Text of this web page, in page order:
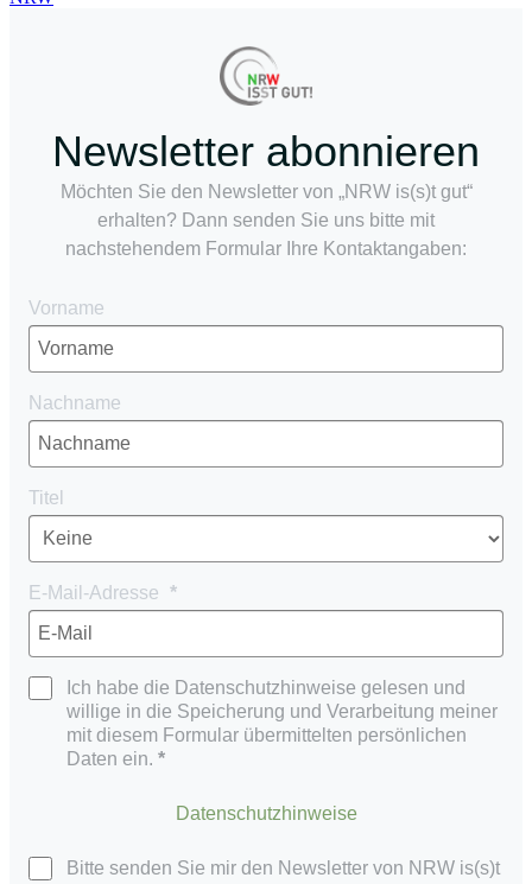
Newsletter abonnieren
Möchten Sie den Newsletter von „NRW is(s)t gut“
erhalten? Dann senden Sie uns bitte mit
nachstehendem Formular Ihre Kontaktangaben:
Vorname
Nachname
Titel
E-Mail-Adresse
Ich habe die Datenschutzhinweise gelesen und
willige in die Speicherung und Verarbeitung meiner
mit diesem Formular übermittelten persönlichen
Daten ein.
Datenschutzhinweise
Bitte senden Sie mir den Newsletter von NRW is(s)t